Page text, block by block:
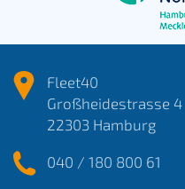
Fleet40
Großheidestrasse 4
22303 Hamburg
040 / 180 800 61